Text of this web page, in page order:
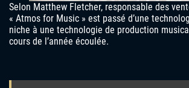
Selon Matthew Fletcher, responsable des
« Atmos for Music » est passé d’une
niche à une technologie de production
cours de l’année écoulée.